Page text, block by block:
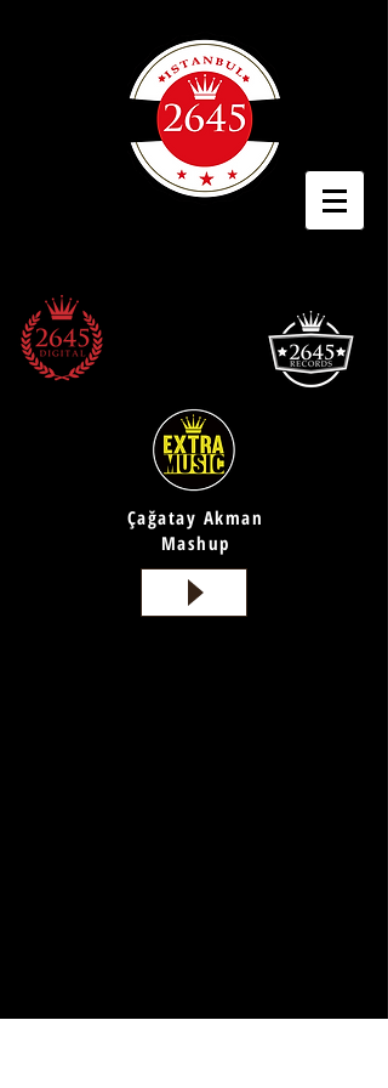
Çağatay Akman
Mashup